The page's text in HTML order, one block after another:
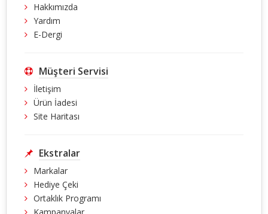
Hakkımızda
Yardım
E-Dergi
Müşteri Servisi
İletişim
Ürün İadesi
Site Haritası
Ekstralar
Markalar
Hediye Çeki
Ortaklık Programı